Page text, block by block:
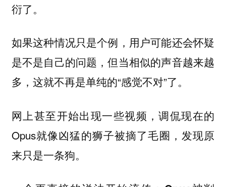
衍了。
如果这种情况只是个例，用户可能还会怀疑
是不是自己的问题，但当相似的声音越来越
多，这就不再是单纯的“感觉不对”了。
网上甚至开始出现一些视频，调侃现在的
Opus就像凶猛的狮子被摘了毛圈，发现原
来只是一条狗。